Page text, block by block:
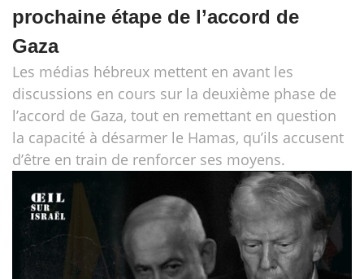
prochaine étape de l’accord de
Gaza
Les médias hébreux mettent en avant les
discussions en cours sur la deuxième phase de
l’accord de Gaza, tout en remettant en question
la capacité à désarmer le Hamas, qu’ils accusent
d’être en train de renforcer ses moyens.